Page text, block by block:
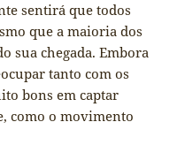
sentirá que todos
que a maioria dos
sua chegada. Embora
tanto com os
bons em captar
como o movimento